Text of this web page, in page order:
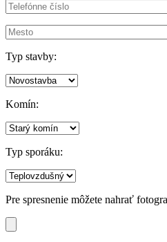
Typ stavby:
Komín:
Typ sporáku:
Pre spresnenie môžete nahrať